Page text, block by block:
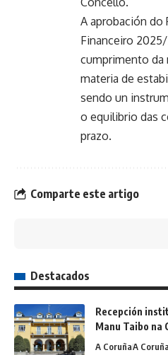
A aprobación do
Financeiro
cumprimento da
materia de
sendo un
o equilibrio das
prazo.
Comparte este artigo
Destacados
Recepción
Manu Taibo na
A CoruñaA